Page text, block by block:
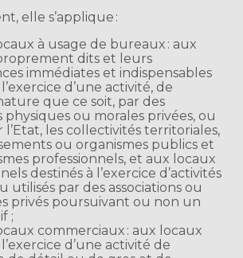
elle s’applique :
à usage de bureaux : aux
dits et leurs
immédiates et indispensables
d’une activité, de
que ce soit, par des
physiques ou morales privées, ou
l’Etat, les collectivités territoriales,
ou organismes publics et
professionnels, et aux locaux
destinés à l’exercice d’activités
utilisés par des associations ou
privés poursuivant ou non un
;
commerciaux : aux locaux
d’une activité de